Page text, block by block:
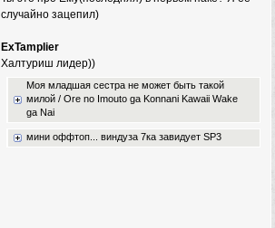
случайно зацепил)
ExTamplier
Халтуриш лидер))
Моя младшая сестра не может быть такой
милой / Ore no Imouto ga Konnani Kawaii Wake
ga Nai
мини оффтоп... виндуза 7ка завидует SP3